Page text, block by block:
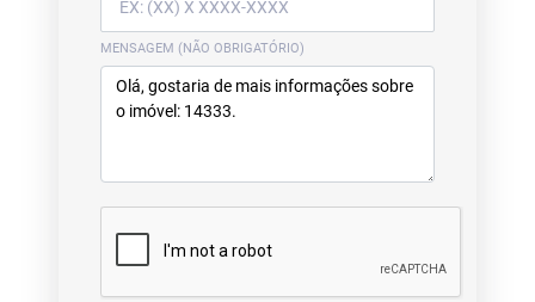
MENSAGEM (NÃO OBRIGATÓRIO)